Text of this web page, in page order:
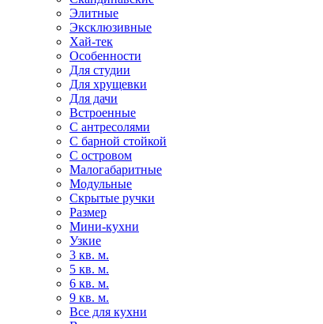
Элитные
Эксклюзивные
Хай-тек
Особенности
Для студии
Для хрущевки
Для дачи
Встроенные
С антресолями
С барной стойкой
С островом
Малогабаритные
Модульные
Скрытые ручки
Размер
Мини-кухни
Узкие
3 кв. м.
5 кв. м.
6 кв. м.
9 кв. м.
Все для кухни